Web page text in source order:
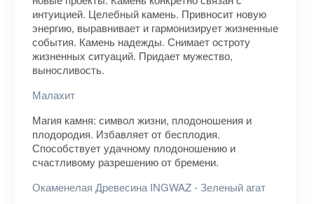
интуицией. Целебный камень. Привносит новую
энергию, выравнивает и гармонизирует жизненные
события. Камень надежды. Снимает остроту
жизненных ситуаций. Придает мужество,
выносливость.
Малахит
Магия камня: символ жизни, плодоношения и
плодородия. Избавляет от бесплодия.
Способствует удачному плодоношению и
счастливому разрешению от бремени.
Окаменелая Древесина INGWAZ - Зеленый агат